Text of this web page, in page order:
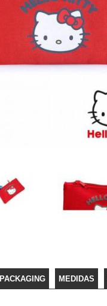
PACKAGING MEDIDAS